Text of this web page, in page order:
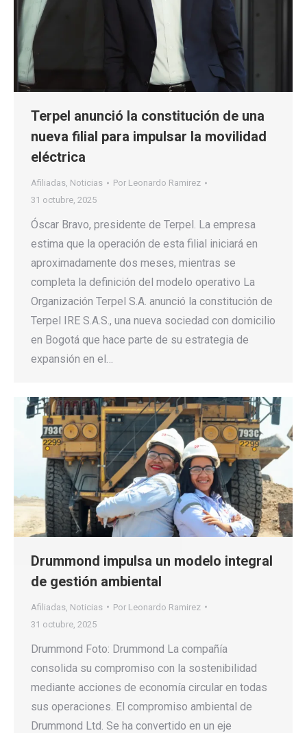
Terpel anunció la constitución de una
nueva filial para impulsar la movilidad
eléctrica
Afiliadas, Noticias Por Leonardo Ramirez
31 octubre, 2025
Óscar Bravo, presidente de Terpel. La empresa
estima que la operación de esta filial iniciará en
aproximadamente dos meses, mientras se
completa la definición del modelo operativo La
Organización Terpel S.A. anunció la constitución de
Terpel IRE S.A.S., una nueva sociedad con domicilio
en Bogotá que hace parte de su estrategia de
expansión en el…
Drummond impulsa un modelo integral
de gestión ambiental
Afiliadas Noticias Por Leonardo Ramirez
31 octubre, 2025
Drummond Foto: Drummond La compañía
consolida su compromiso con la sostenibilidad
mediante acciones de economía circular en todas
sus operaciones. El compromiso ambiental de
Drummond Ltd. Se ha convertido en un eje